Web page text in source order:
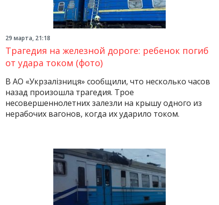
29 марта, 21:18
Трагедия на железной дороге: ребенок погиб
от удара током (фото)
В АО «Укрзалізниця» сообщили, что несколько часов
назад произошла трагедия. Трое
несовершеннолетних залезли на крышу одного из
нерабочих вагонов, когда их ударило током.